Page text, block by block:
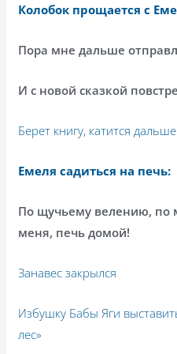
Колобок прощается с
Пора мне дальше
И с новой сказкой
Берет книгу, катится дальше.
Емеля садиться на печь:
По щучьему велению, по
меня, печь домой!
Занавес закрылся
Избушку Бабы Яги
лес»